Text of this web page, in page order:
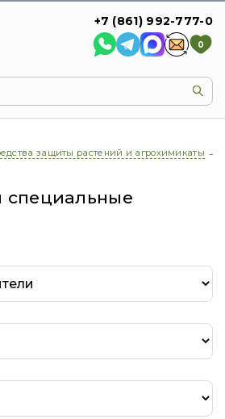
+7 (861) 992-777-0
0
защиты растений и агрохимикаты